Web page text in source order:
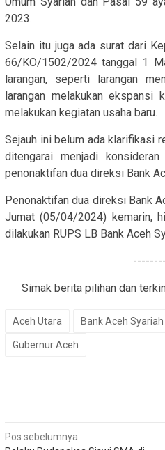
2023.
Selain itu juga ada surat dari
66/KO/1502/2024 tanggal 1
larangan, seperti larangan
larangan melakukan ekspansi
melakukan kegiatan usaha baru.
Sejauh ini belum ada klarifikasi
ditengarai menjadi
penonaktifan dua direksi Bank
Penonaktifan dua direksi Bank
Jumat (05/04/2024) kemarin,
dilakukan RUPS LB Bank Aceh
Simak berita pilihan dan
Aceh Utara Bank Aceh Syariah
Gubernur Aceh
Navigasi
Pos sebelumnya